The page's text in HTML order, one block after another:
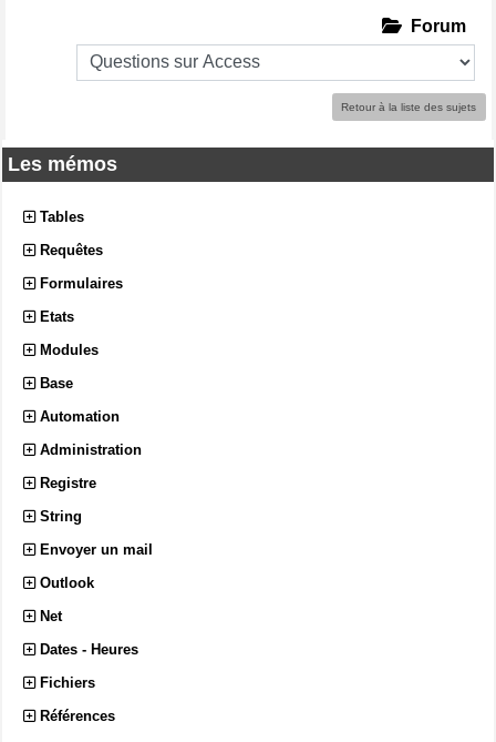
Les mémos
Tables
Requêtes
Formulaires
Etats
Modules
Base
Automation
Administration
Registre
String
Envoyer un mail
Outlook
Net
Dates - Heures
Fichiers
Références
Forum
Retour à la liste des sujets